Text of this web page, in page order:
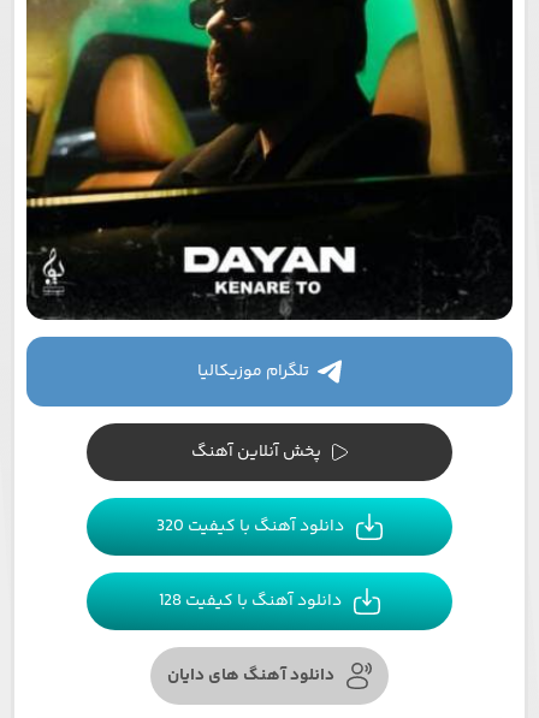
تلگرام موزیکالیا
پخش آنلاین آهنگ
دانلود آهنگ با کیفیت 320
دانلود آهنگ با کیفیت 128
دانلود آهنگ های دایان